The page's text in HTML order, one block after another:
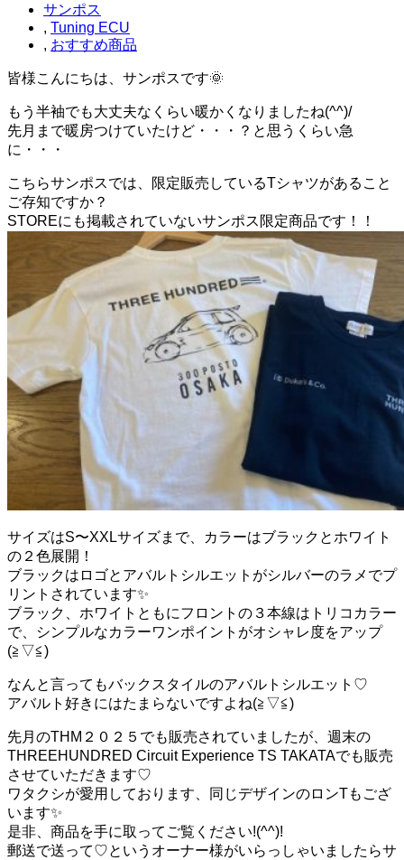
サンポス
, Tuning ECU
, おすすめ商品
皆様こんにちは、サンポスです🌞
もう半袖でも大丈夫なくらい暖かくなりましたね(^^)/
先月まで暖房つけていたけど・・・？と思うくらい急
に・・・
こちらサンポスでは、限定販売しているTシャツがあること
ご存知ですか？
STOREにも掲載されていないサンポス限定商品です！！
サイズはS〜XXLサイズまで、カラーはブラックとホワイト
の２色展開！
ブラックはロゴとアバルトシルエットがシルバーのラメでプ
リントされています✨
ブラック、ホワイトともにフロントの３本線はトリコカラー
で、シンプルなカラーワンポイントがオシャレ度をアップ
(≧▽≦)
なんと言ってもバックスタイルのアバルトシルエット♡
アバルト好きにはたまらないですよね(≧▽≦)
先月のTHM２０２５でも販売されていましたが、週末の
THREEHUNDRED Circuit Experience TS TAKATAでも販売
させていただきます♡
ワタクシが愛用しております、同じデザインのロンTもござ
います✨
是非、商品を手に取ってご覧ください!(^^)!
郵送で送って♡というオーナー様がいらっしゃいましたらサ